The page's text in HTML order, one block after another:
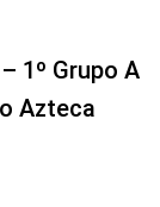
1º Grupo A
Azteca